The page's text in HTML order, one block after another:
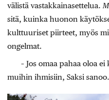
välistä vastakkainasettelua.
sitä, kuinka huonon
kulttuuriset piirteet, myös
ongelmat.
– Jos omaa pahaa oloa
muihin ihmisiin, Saksi sanoo.